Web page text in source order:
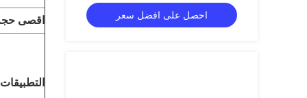
احصل على افضل سعر اقصى
التطبيقات